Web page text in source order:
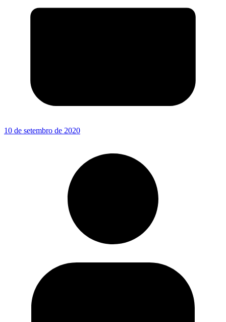
10 de setembro de 2020